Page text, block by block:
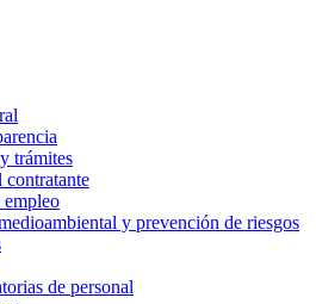
trámites
contratante
empleo
y prevención de riesgos
de personal